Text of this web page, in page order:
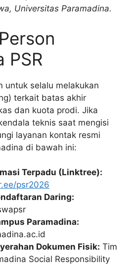
Universitas Paramadina.
PSR
untuk selalu melakukan
terkait batas akhir
dan kuota prodi. Jika
teknis saat mengisi
layanan kontak resmi
di bawah ini:
Terpadu (Linktree):
psr2026
Daring:
Paramadina:
Dokumen Fisik: Tim
Social Responsibility